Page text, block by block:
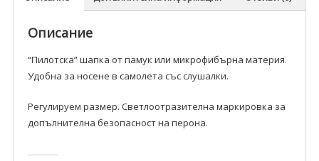
Описание
“Пилотска” шапка от памук или микрофибърна материя.
Удобна за носене в самолета със слушалки.
Регулируем размер. Светлоотразителна маркировка за
допълнителна безопасност на перона.